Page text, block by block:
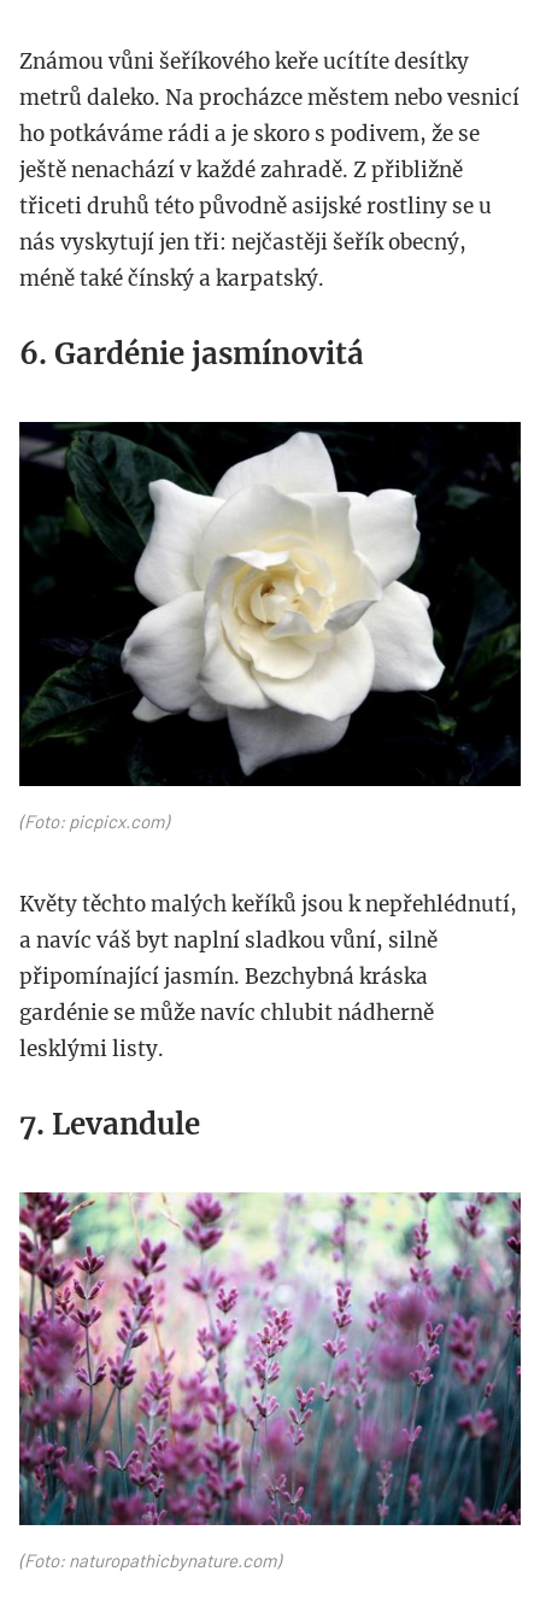
Známou vůni šeříkového keře ucítíte desítky
metrů daleko. Na procházce městem nebo vesnicí
ho potkáváme rádi a je skoro s podivem, že se
ještě nenachází v každé zahradě. Z přibližně
třiceti druhů této původně asijské rostliny se u
nás vyskytují jen tři: nejčastěji šeřík obecný,
méně také čínský a karpatský.
6. Gardénie jasmínovitá
gardenie.jpg
(Foto: picpicx.com)
Květy těchto malých keříků jsou k nepřehlédnutí,
a navíc váš byt naplní sladkou vůní, silně
připomínající jasmín. Bezchybná kráska
gardénie se může navíc chlubit nádherně
lesklými listy.
7. Levandule
levandule.jpg
(Foto: naturopathicbynature.com)